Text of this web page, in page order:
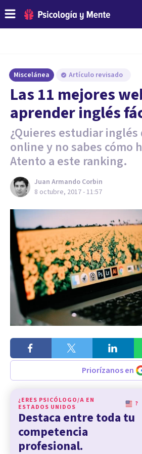
Miscelánea Artículo revisado
​Las 11 mejores
aprender inglés
¿Quieres estudiar inglés
online y no sabes cómo
Atento a este ranking.
Juan Armando Corbin
8 octubre, 2017 - 11:57
Priorízanos en
¿ERES PSICÓLOGO/A EN
ESTADOS UNIDOS
?
Destaca entre toda tu
competencia
profesional.